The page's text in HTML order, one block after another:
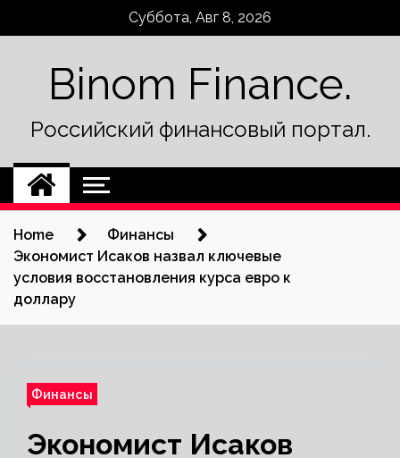
Суббота, Авг 8, 2026
Binom Finance.
Российский финансовый портал.
Home
Финансы
Экономист Исаков назвал ключевые
условия восстановления курса евро к
доллару
Финансы
Экономист Исаков